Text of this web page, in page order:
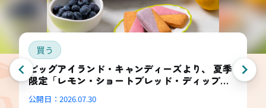
買う
ビッグアイランド・キャンディーズより、 夏季
限定「レモン・ショートブレッド・ディップ
公開日： 2026.07.30